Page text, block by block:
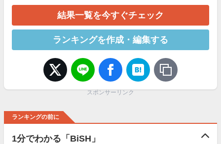
結果一覧を今すぐチェック
ランキングを作成・編集する
スポンサーリンク
ランキングの前に
1分でわかる「BiSH」